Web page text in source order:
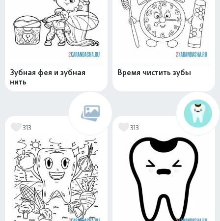
Зубная фея и зубная
нить
Время чистить зубы
313 313